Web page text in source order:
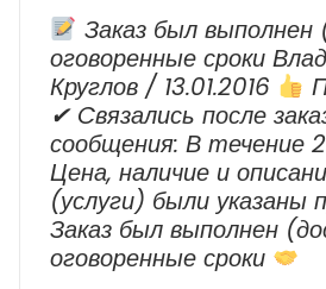
Заказ был выполнен
оговоренные сроки
Круглов / 13.01.2016
✔ Cвязались после
сообщения: В течение
Цена, наличие и
(услуги) были указаны
Заказ был выполнен
оговоренные сроки